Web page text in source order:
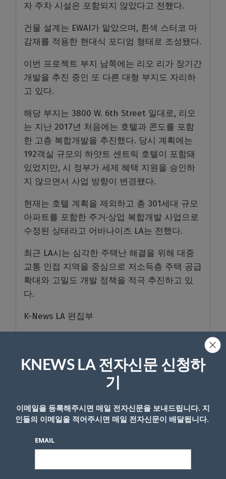
자 주차 시설은 포함되지 않았다고 전했다.
건물 설계는 EWAI가 맡았으며, 흰색 스터코 마
감재를 적용한 현대식 포디엄 형태로 조성됐다.
이번 프로젝트 부지 남쪽에는 리오 리가 장기간
개발을 추진 중인 또 다른 대형 부지도 자리하
고 있다.
해당 부지는 3800 W. 6th Street 일대로, 리오
는 지난 2017년 처음에는 호텔과 콘도를 포함
한 고층 복합개발을 추진했다. 당시 계획에는
192객실 규모의 하얏트 센트릭 호텔이 포함돼
있었지만, 시 정부가 세제 혜택 지원을 승인하
지 않으면서 사업 방향이 변경됐다.
현재는 호텔 계획을 제외하고 총 301세대 규모
아파트를 포함한 주거·상업 복합개발 사업으로
수정된 상태라고 어바나이즈 LA는 전했다.
최근 LA시는 심각한 주택난 해결을 위해 대중
교통 인접 지역을 중심으로 저소득층 주택 공급
확대와 고밀도 개발 정책을 적극 추진하고 있
다.
K-News LA 편집부
답글 남기기
KNEWS LA 전자신문 신청하
기
이메일을 등록해주시면 매일 전자신문을 보내드립니다. 지
인들의 이메일을 적어주시면 매일 전자신문이 배달됩니다.
EMAIL